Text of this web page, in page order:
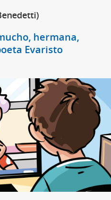
hermana,
Evaristo